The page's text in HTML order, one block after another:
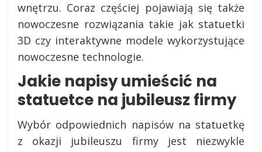
wnętrzu. Coraz częściej pojawiają się także
nowoczesne rozwiązania takie jak statuetki
3D czy interaktywne modele wykorzystujące
nowoczesne technologie.
Jakie napisy umieścić na
statuetce na jubileusz firmy
Wybór odpowiednich napisów na statuetkę
z okazji jubileuszu firmy jest niezwykle